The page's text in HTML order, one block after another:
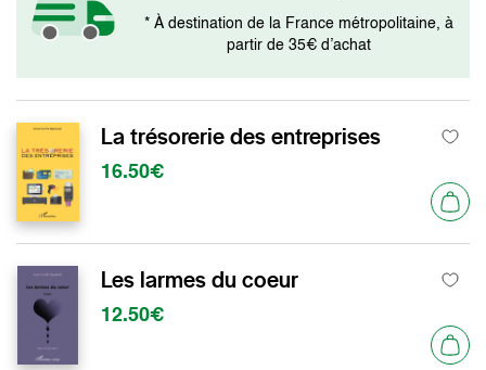
* À destination de la France métropolitaine, à
partir de 35€ d’achat
La trésorerie des entreprises
16.50€
Les larmes du coeur
12.50€